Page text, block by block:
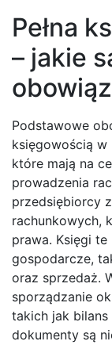
Pełna
– jakie
Podstawowe
księgowością w
które mają na
prowadzenia
przedsiębiorcy
rachunkowych,
prawa. Księgi
gospodarcze,
oraz sprzedaż.
sporządzanie
takich jak
dokumenty są